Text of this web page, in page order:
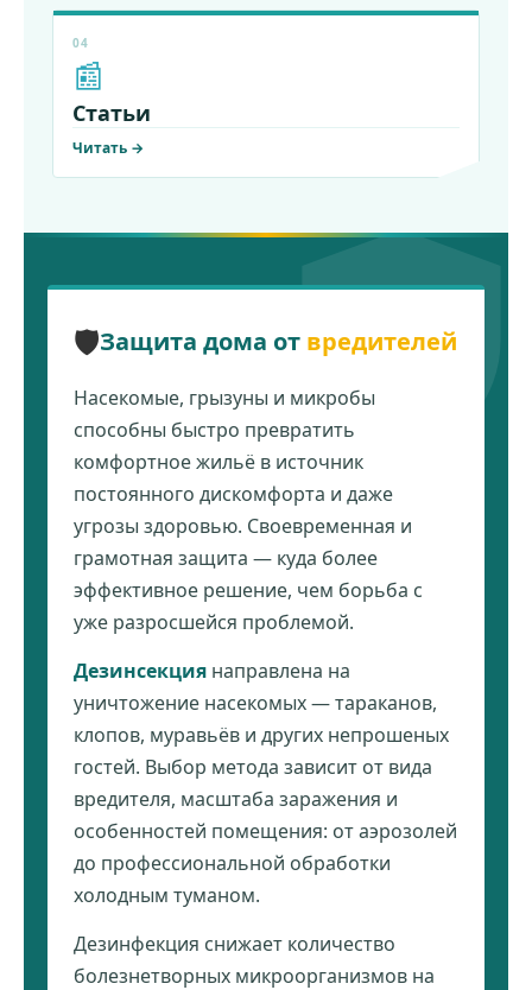
04
📰
Статьи
Читать →
🛡️Защита дома от вредителей
Насекомые, грызуны и микробы
способны быстро превратить
комфортное жильё в источник
постоянного дискомфорта и даже
угрозы здоровью. Своевременная и
грамотная защита — куда более
эффективное решение, чем борьба с
уже разросшейся проблемой.
Дезинсекция направлена на
уничтожение насекомых — тараканов,
клопов, муравьёв и других непрошеных
гостей. Выбор метода зависит от вида
вредителя, масштаба заражения и
особенностей помещения: от аэрозолей
до профессиональной обработки
холодным туманом.
Дезинфекция снижает количество
болезнетворных микроорганизмов на